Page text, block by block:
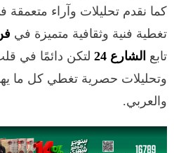
كما نقدم تحليلات وآراء متعمقة
تغطية فنية وثقافية متميزة في
تابع الشارع 24
لتكن دائمًا في
وتحليلات حصرية تغطي كل ما
والعربي.